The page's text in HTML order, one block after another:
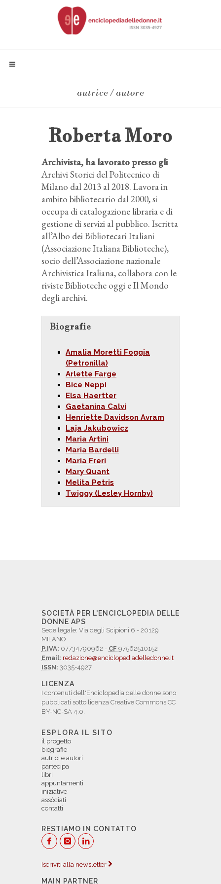
autrice / autore
Roberta Moro
Archivista, ha lavorato presso gli
Archivi Storici del Politecnico di
Milano dal 2013 al 2018. Lavora in
ambito bibliotecario dal 2000, si
occupa di catalogazione libraria e di
gestione di servizi al pubblico. Iscritta
all’Albo dei Bibliotecari Italiani
(Associazione Italiana Biblioteche),
socio dell’Associazione nazionale
Archivistica Italiana, collabora con le
riviste Biblioteche oggi e Il Mondo
degli archivi.
Biografie
Amalia Moretti Foggia
(Petronilla)
Arlette Farge
Bice Neppi
Elsa Haertter
Gaetanina Calvi
Henriette Davidson Avram
Laja Jakubowicz
Maria Artini
Maria Bardelli
Maria Freri
Mary Quant
Melita Petris
Twiggy (Lesley Hornby)
SOCIETÀ PER L'ENCICLOPEDIA DELLE
DONNE APS
Sede legale: Via degli Scipioni 6 - 20129
MILANO
P.IVA: 07734790962 - CF 97562510152
Email: redazione@enciclopediadelledonne.it
ISSN: 3035-4927
LICENZA
I contenuti dell'Enciclopedia delle donne sono
pubblicati sotto licenza Creative Commons CC
BY-NC-SA 4.0.
ESPLORA IL SITO
il progetto
biografie
autrici e autori
partecipa
libri
appuntamenti
iniziative
assòciati
contatti
RESTIAMO IN CONTATTO
Iscriviti alla newsletter
MAIN PARTNER